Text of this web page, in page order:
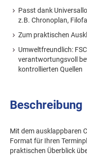
Passt dank
z.B. Chronoplan,
Zum praktischen
Umweltfreundlich:
verantwortungsvoll
kontrollierten Quellen
Beschreibung
Mit dem ausklappbaren
Format für Ihren
praktischen Überblick